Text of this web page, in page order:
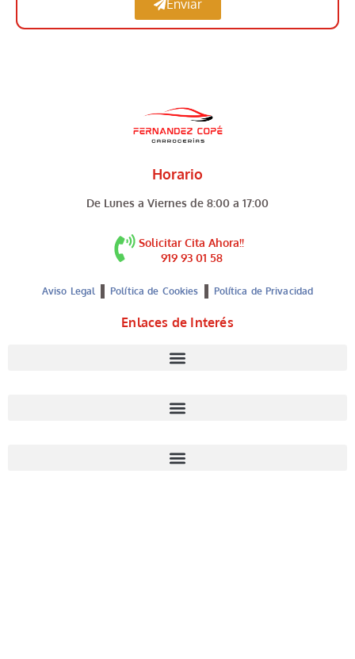
Enviar
Horario
De Lunes a Viernes de 8:00 a 17:00
Solicitar Cita Ahora!!
919 93 01 58
Aviso Legal Política de Cookies Política de Privacidad
Enlaces de Interés